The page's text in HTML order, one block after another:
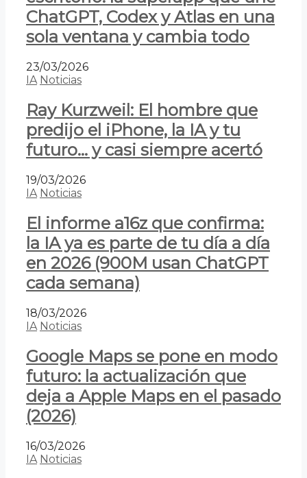
ChatGPT, Codex y Atlas en una
sola ventana y cambia todo
23/03/2026
IA Noticias
Ray Kurzweil: El hombre que
predijo el iPhone, la IA y tu
futuro… y casi siempre acertó
19/03/2026
IA Noticias
El informe a16z que confirma:
la IA ya es parte de tu día a día
en 2026 (900M usan ChatGPT
cada semana)
18/03/2026
IA Noticias
Google Maps se pone en modo
futuro: la actualización que
deja a Apple Maps en el pasado
(2026)
16/03/2026
IA Noticias